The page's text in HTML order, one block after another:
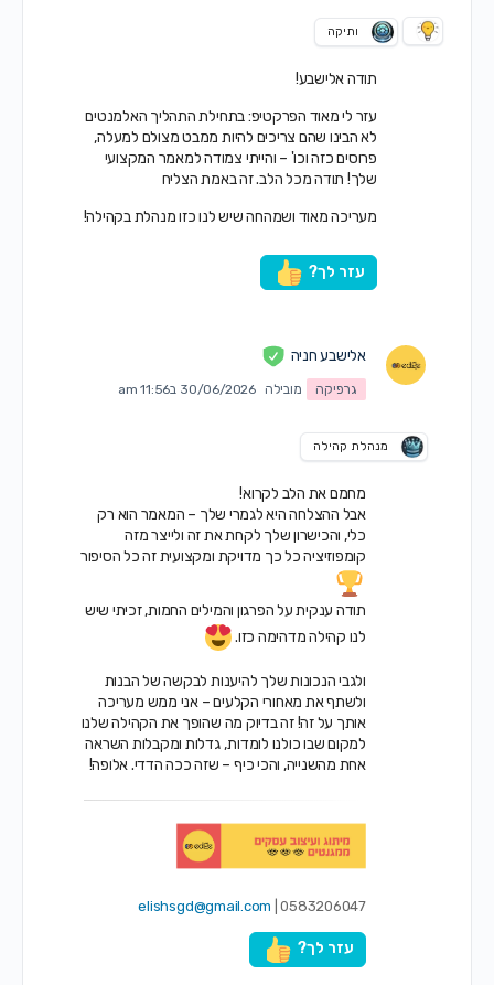
ותיקה
תודה אלישבע!
עזר לי מאוד הפרקטיפ: בתחילת התהליך האלמנטים
לא הבינו שהם צריכים להיות ממבט מצולם למעלה,
פרוסים כזה וכו' – והייתי צמודה למאמר המקצועי
שלך! תודה מכל הלב. זה באמת הצליח
מעריכה מאוד ושמהחה שיש לנו כזו מנהלת בקהילה!
עזר לך?
אלישבע חניה
גרפיקה מובילה 30/06/2026 ב11:56 am
מנהלת קהילה
מחמם את הלב לקרוא!
אבל ההצלחה היא לגמרי שלך – המאמר הוא רק
כלי, והכישרון שלך לקחת את זה ולייצר מזה
קומפוזיציה כל כך מדויקת ומקצועית זה כל הסיפור
תודה ענקית על הפרגון והמילים החמות, זכיתי שיש
לנו קהילה מדהימה כזו.
ולגבי הנכונות שלך להיענות לבקשה של הבנות
ולשתף את מאחורי הקלעים – אני ממש מעריכה
אותך על זה! זה בדיוק מה שהופך את הקהילה שלנו
למקום שבוכולנו לומדות, גדלות ומקבלות השראה
אחת מהשנייה, והכי כיף – שזה ככה הדדי. אלופה!
0583206047 |
elishsgd@gmail.com
עזר לך?